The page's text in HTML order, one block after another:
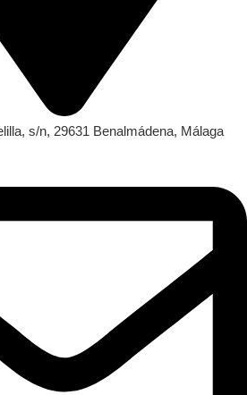
s/n, 29631 Benalmádena, Málaga